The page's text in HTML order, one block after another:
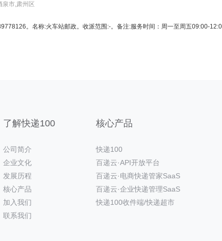
泉市,肃州区
。名称:火车站邮政。收派范围:-。备注:服务时间：周一至周五09:00-
了解快递100
公司简介
企业文化
发展历程
核心产品
加入我们
联系我们
核心产品
快递100
百递云·API开放平台
百递云·电商快递管家SaaS
百递云·企业快递管理SaaS
快递100收件端/快递超市